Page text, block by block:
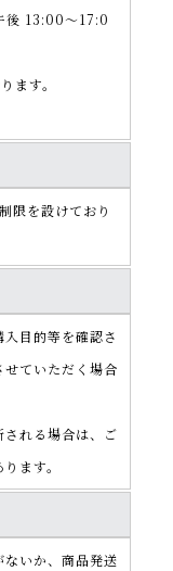
後 13:00～17:0
ます。
限を設けており
目的等を確認さ
ていただく場合
される場合は、ご
ます。
ないか、商品発送